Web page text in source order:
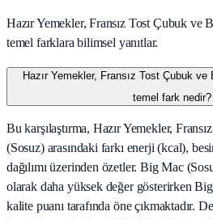
Hazır Yemekler, Fransız Tost Çubuk ve
temel farklara bilimsel yanıtlar.
Hazır Yemekler, Fransız Tost Çubuk
temel fark nedir?
Bu karşılaştırma, Hazır Yemekler,
(Sosuz) arasındaki farkı enerji (kcal),
dağılımı üzerinden özetler. Big Mac
olarak daha yüksek değer gösterirken
kalite puanı tarafında öne çıkmaktadır.